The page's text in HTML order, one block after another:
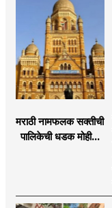
मराठी नामफलक सक्तीची
पालिकेची धडक मोहीम;